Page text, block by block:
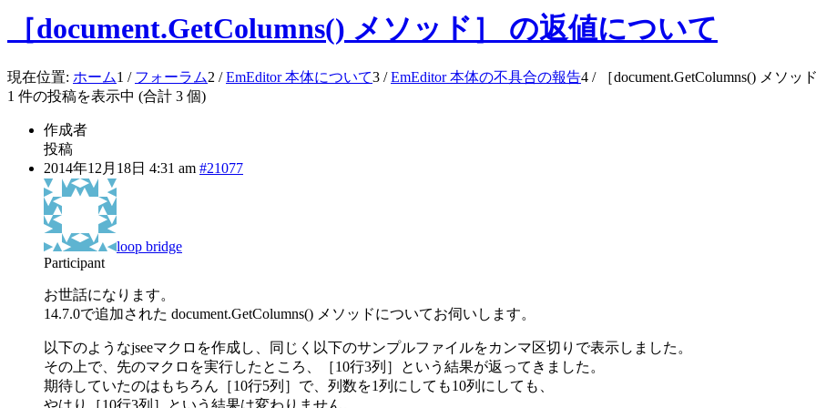
［document.GetColumns() メソッド］ の返値について
現在位置: ホーム1 / フォーラム2 / EmEditor 本体について3 / EmEditor 本体の不具合の報告4 / ［document.GetColumns() メソ
1 件の投稿を表示中 (合計 3 個)
作成者
投稿
2014年12月18日 4:31 am #21077
loop bridge
Participant
お世話になります。
14.7.0で追加された document.GetColumns() メソッドについてお伺いします。
以下のようなjseeマクロを作成し、同じく以下のサンプルファイルをカンマ区切りで表示しました。
その上で、先のマクロを実行したところ、［10行3列］という結果が返ってきました。
期待していたのはもちろん［10行5列］で、列数を1列にしても10列にしても、